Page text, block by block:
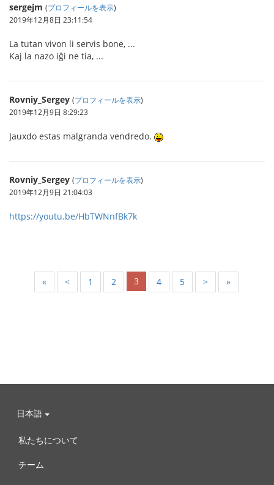
sergejm (プロフィールを表示)
2019年12月8日 23:11:54
La tutan vivon li servis bone, ...
Kaj la nazo iĝi ne tia, ...
Rovniy_Sergey (プロフィールを表示)
2019年12月9日 8:29:23
Jauxdo estas malgranda vendredo.
Rovniy_Sergey (プロフィールを表示)
2019年12月9日 21:04:03
https://youtu.be/HbTWNnfBk7k
« < 1 2 3 4 5 > »
日本語
私たちについて
チーム